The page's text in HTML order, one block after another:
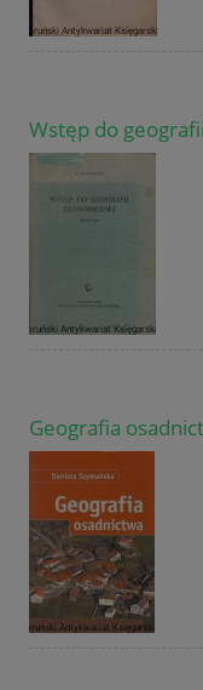
Wstęp do
Geografia